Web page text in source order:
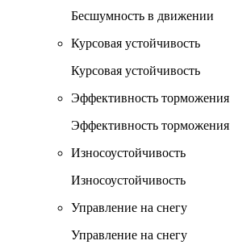
Бесшумность в движении
Курсовая устойчивость
Курсовая устойчивость
Эффективность торможения
Эффективность торможения
Износоустойчивость
Износоустойчивость
Управление на снегу
Управление на снегу